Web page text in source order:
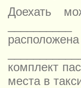
Доехать
комплект
места в